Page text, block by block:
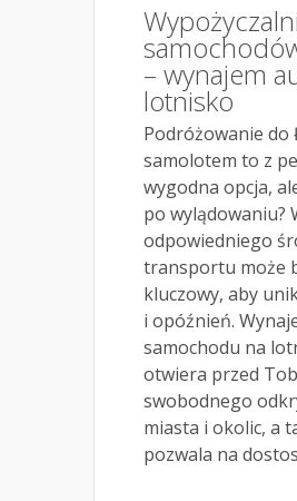
– wynajem
lotnisko
Podróżowanie do
samolotem to z
wygodna opcja,
po wylądowaniu?
odpowiedniego
transportu może
kluczowy, aby
i opóźnień.
samochodu na
otwiera przed
swobodnego
miasta i okolic, a
pozwala na